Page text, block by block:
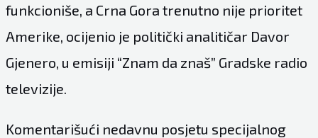
funkcioniše, a Crna Gora trenutno nije prioritet
Amerike, ocijenio je politički analitičar Davor
Gjenero, u emisiji “Znam da znaš” Gradske radio
televizije.
Komentarišući nedavnu posjetu specijalnog